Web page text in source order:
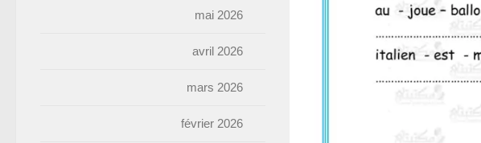
mai 2026
avril 2026
mars 2026
février 2026